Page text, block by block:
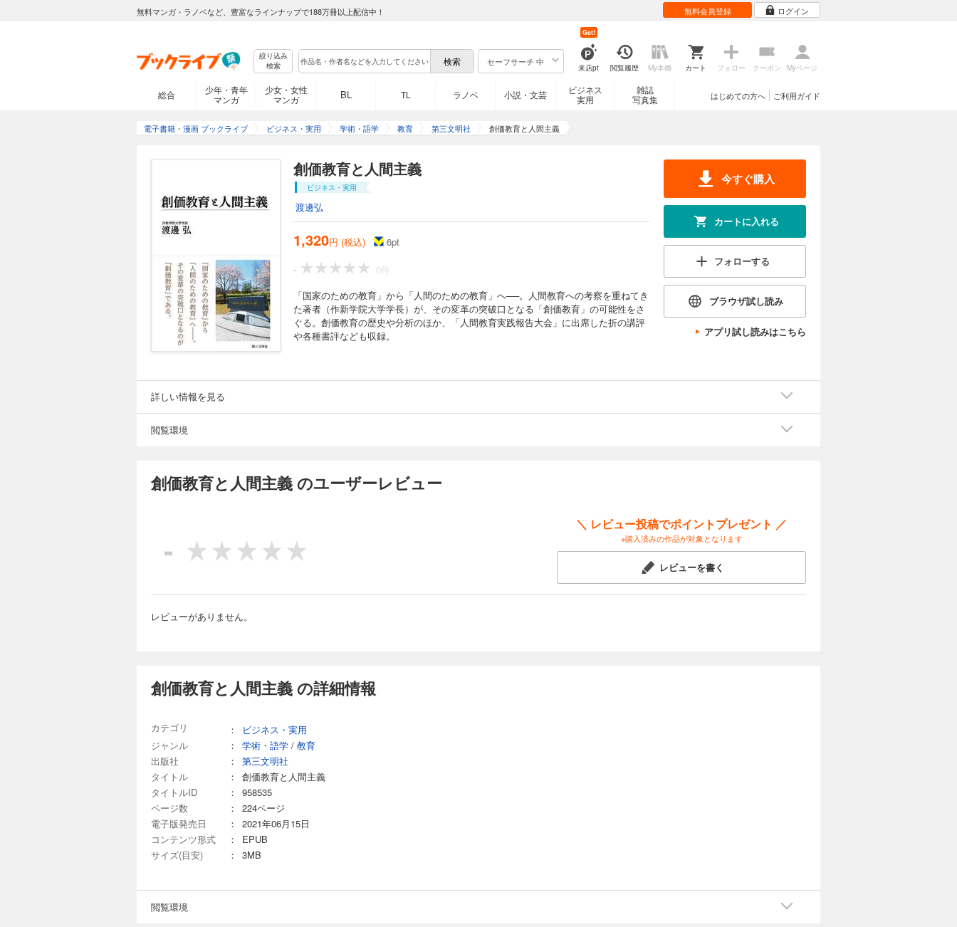
無料マンガ・ラノベなど、豊富なラインナップで188万冊以上配信中！ 無料会員登録 ログイン
絞り込み
検索
セーフサーチ 中
来店pt
Get!
閲覧履歴 My本棚 カート フォロー クーポン Myページ
総合
少年・青年
マンガ
少女・女性
マンガ
BL TL ラノベ 小説・文芸
ビジネス
実用
雑誌
写真集
ご利用ガイド
はじめての方へ
電子書籍・漫画 ブックライブ ビジネス・実用 学術・語学 教育 第三文明社 創価教育と人間主義
創価教育と人間主義
ビジネス・実用
渡邊弘
1,320円 (税込) 6pt
-
0件
「国家のための教育」から「人間のための教育」へ──。人間教育への考察を重ねてき
た著者（作新学院大学学長）が、その変革の突破口となる「創価教育」の可能性をさ
ぐる。創価教育の歴史や分析のほか、「人間教育実践報告大会」に出席した折の講評
や各種書評なども収録。
今すぐ購入
カートに入れる
フォローする
ブラウザ試し読み
アプリ試し読みはこちら
詳しい情報を見る
閲覧環境
創価教育と人間主義 のユーザーレビュー
-
＼ レビュー投稿でポイントプレゼント ／
※購入済みの作品が対象となります
レビューを書く
レビューがありません。
創価教育と人間主義 の詳細情報
カテゴリ ：
ビジネス・実用
ジャンル
： 学術・語学 / 教育
出版社
：
第三文明社
タイトル
：
創価教育と人間主義
タイトルID
：
958535
ページ数
：
224ページ
電子版発売日
：
2021年06月15日
コンテンツ形式
：
EPUB
サイズ(目安)
： 3MB
閲覧環境